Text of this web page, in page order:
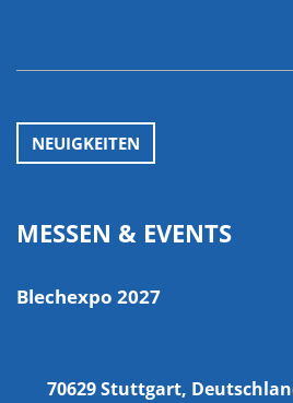
NEUIGKEITEN
MESSEN & EVENTS
Blechexpo 2027
70629 Stuttgart,